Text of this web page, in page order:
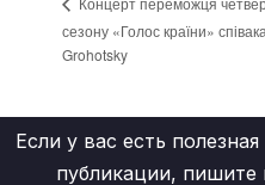
сезону «Голос країни» співака
Grohotsky
Если у вас есть
публикации,